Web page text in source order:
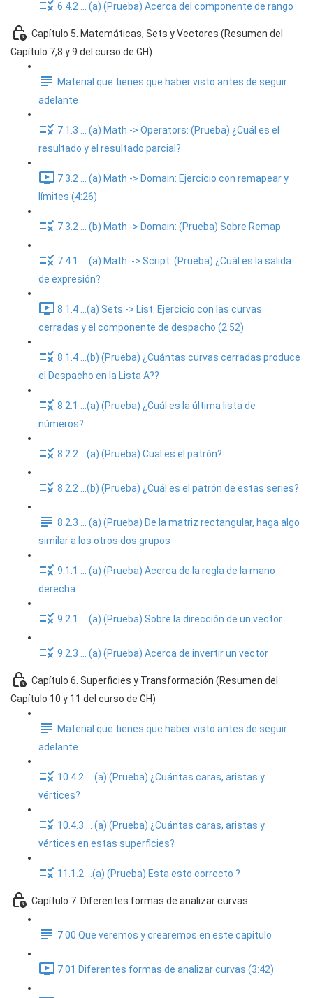
6.4.2 ... (a) (Prueba) Acerca del componente de rango
Capítulo 5. Matemáticas, Sets y Vectores (Resumen del
Capítulo 7,8 y 9 del curso de GH)
Material que tienes que haber visto antes de seguir
adelante
7.1.3 ... (a) Math -> Operators: (Prueba) ¿Cuál es el
resultado y el resultado parcial?
7.3.2 ... (a) Math -> Domain: Ejercicio con remapear y
límites (4:26)
7.3.2 ... (b) Math -> Domain: (Prueba) Sobre Remap
7.4.1 ... (a) Math: -> Script: (Prueba) ¿Cuál es la salida
de expresión?
8.1.4 ...(a) Sets -> List: Ejercicio con las curvas
cerradas y el componente de despacho (2:52)
8.1.4 ...(b) (Prueba) ¿Cuántas curvas cerradas produce
el Despacho en la Lista A??
8.2.1 ...(a) (Prueba) ¿Cuál es la última lista de
números?
8.2.2 ...(a) (Prueba) Cual es el patrón?
8.2.2 ...(b) (Prueba) ¿Cuál es el patrón de estas series?
8.2.3 ... (a) (Prueba) De la matriz rectangular, haga algo
similar a los otros dos grupos
9.1.1 ... (a) (Prueba) Acerca de la regla de la mano
derecha
9.2.1 ... (a) (Prueba) Sobre la dirección de un vector
9.2.3 ... (a) (Prueba) Acerca de invertir un vector
Capítulo 6. Superficies y Transformación (Resumen del
Capítulo 10 y 11 del curso de GH)
Material que tienes que haber visto antes de seguir
adelante
10.4.2 ... (a) (Prueba) ¿Cuántas caras, aristas y
vértices?
10.4.3 ... (a) (Prueba) ¿Cuántas caras, aristas y
vértices en estas superficies?
11.1.2 ...(a) (Prueba) Esta esto correcto ?
Capítulo 7. Diferentes formas de analizar curvas
7.00 Que veremos y crearemos en este capitulo
7.01 Diferentes formas de analizar curvas (3:42)